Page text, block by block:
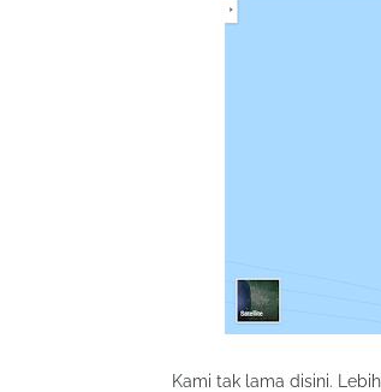
Kami tak lama disini.